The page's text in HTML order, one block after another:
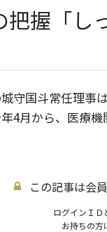
把握「
守国斗常任理事
4月から、医療
この記事は会
ログインＩＤ
お持ちの方